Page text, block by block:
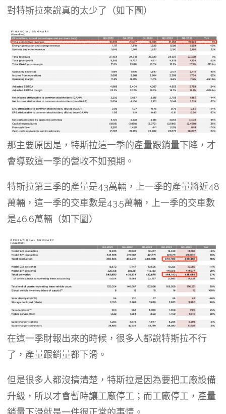
對特斯拉來說真的太少了（如下圖）
那主要原因是，特斯拉這一季的產量跟銷量下降，才
會導致這一季的營收不如預期。
特斯拉第三季的產量是43萬輛，上一季的產量將近48
萬輛，這一季的交車數是43.5萬輛，上一季的交車數
是46.6萬輛（如下圖）
在這一季財報出來的時候，很多人都說特斯拉不行
了，產量跟銷量都下滑。
但是很多人都沒搞清楚，特斯拉是因為要把工廠設備
升級，所以才會暫時讓工廠停工；而工廠停工，產量